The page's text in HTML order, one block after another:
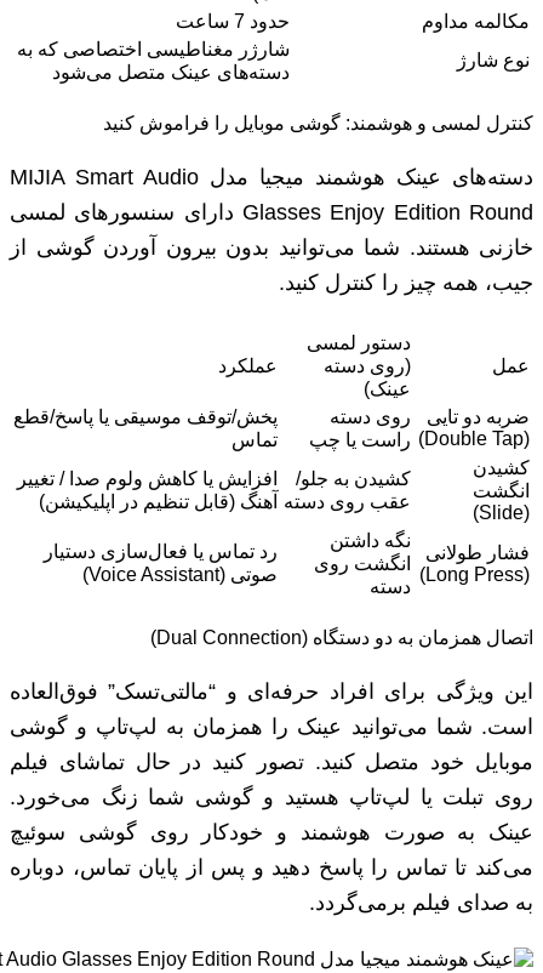
مکالمه مداوم
حدود 7 ساعت
نوع شارژ
شارژر مغناطیسی اختصاصی که به
دسته‌های عینک متصل می‌شود
کنترل لمسی و هوشمند: گوشی موبایل را فراموش کنید
دسته‌های عینک هوشمند میجیا مدل MIJIA Smart Audio
Glasses Enjoy Edition Round دارای سنسورهای لمسی
خازنی هستند. شما می‌توانید بدون بیرون آوردن گوشی از
جیب، همه چیز را کنترل کنید.
عمل
دستور لمسی
(روی دسته
عینک)
عملکرد
ضربه دو تایی
(Double Tap)
روی دسته
راست یا چپ
پخش/توقف موسیقی یا پاسخ/قطع
تماس
کشیدن
انگشت
(Slide)
کشیدن به جلو/
عقب روی دسته
افزایش یا کاهش ولوم صدا / تغییر
آهنگ (قابل تنظیم در اپلیکیشن)
فشار طولانی
(Long Press)
نگه داشتن
انگشت روی
دسته
رد تماس یا فعال‌سازی دستیار
صوتی (Voice Assistant)
اتصال همزمان به دو دستگاه (Dual Connection)
این ویژگی برای افراد حرفه‌ای و “مالتی‌تسک” فوق‌العاده
است. شما می‌توانید عینک را همزمان به لپ‌تاپ و گوشی
موبایل خود متصل کنید. تصور کنید در حال تماشای فیلم
روی تبلت یا لپ‌تاپ هستید و گوشی شما زنگ می‌خورد.
عینک به صورت هوشمند و خودکار روی گوشی سوئیچ
می‌کند تا تماس را پاسخ دهید و پس از پایان تماس، دوباره
به صدای فیلم برمی‌گردد.